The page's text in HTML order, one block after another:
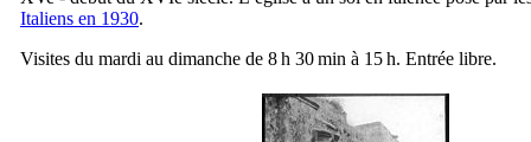
Italiens en 1930.
Visites du mardi au dimanche de 8 h 30 min à 15 h. Entrée libre.